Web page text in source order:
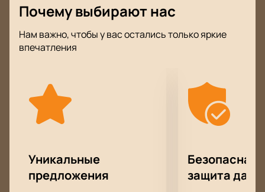
проекта.
Дата и место проведения
Шоу пройдет 12 марта 2027 года по адресу: Казань,
Кто выступает?
На сцену выйдут артисты:
Сергей Ершов
Сергей Исаев
Почему выбирают нас
Нам важно, чтобы у вас остались только яркие
впечатления
Уникальные
предложения
Безопасная
защита